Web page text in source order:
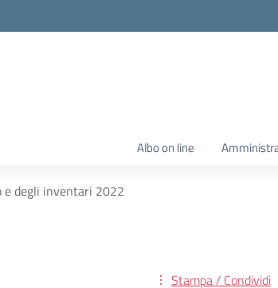
Albo on line
e degli inventari 2022
Stampa / Condividi